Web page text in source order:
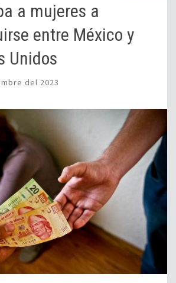
a mujeres a
entre México y
Unidos
del 2023